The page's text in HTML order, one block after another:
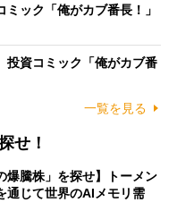
ック「俺がカブ番長！」
資コミック「俺がカブ番
一覧を見る
せ！
爆騰株」を探せ】トーメン
通じて世界のAIメモリ需